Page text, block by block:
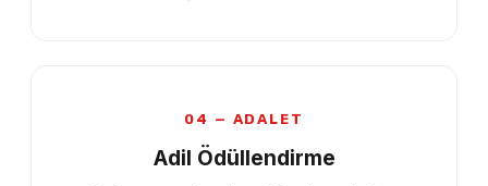
04 — ADALET
Adil Ödüllendirme